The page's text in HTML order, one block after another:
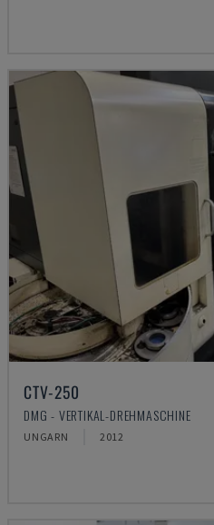
CTV-250
DMG - VERTIKAL-DREHMASCHINE
UNGARN 2012